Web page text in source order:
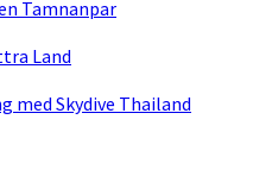
Tamnanpar
Land
med Skydive Thailand